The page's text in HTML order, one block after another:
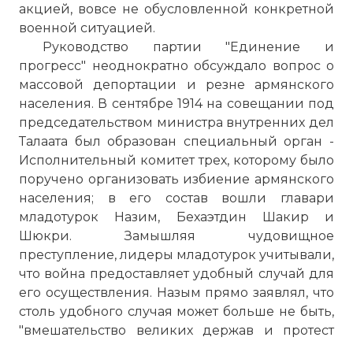
акцией, вовсе не обусловленной конкретной
военной ситуацией.
Руководство партии "Единение и
прогресс" неоднократно обсуждало вопрос о
массовой депортации и резне армянского
населения. В сентябре 1914 на совещании под
председательством министра внутренних дел
Талаата был образован специальный орган -
Исполнительный комитет трех, которому было
поручено организовать избиение армянского
населения; в его состав вошли главари
младотурок Назим, Бехаэтдин Шакир и
Шюкри. Замышляя чудовищное
преступление, лидеры младотурок учитывали,
что война предоставляет удобный случай для
его осуществления. Назым прямо заявлял, что
столь удобного случая может больше не быть,
"вмешательство великих держав и протест